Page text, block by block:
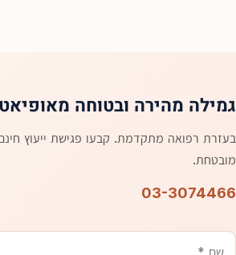
גמילה מהירה ובטוחה
בעזרת רפואה מתקדמת. קבעו פגישת ייעוץ
מובטחת.
03-3074466
שם
טלפון
אימייל
משהו